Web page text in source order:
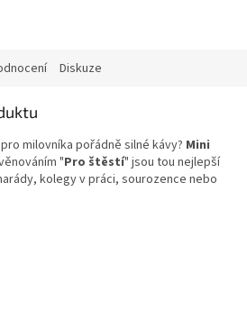
Diskuze
milovníka pořádně silné kávy? Mini
"Pro štěstí" jsou tou nejlepší
kolegy v práci, sourozence nebo